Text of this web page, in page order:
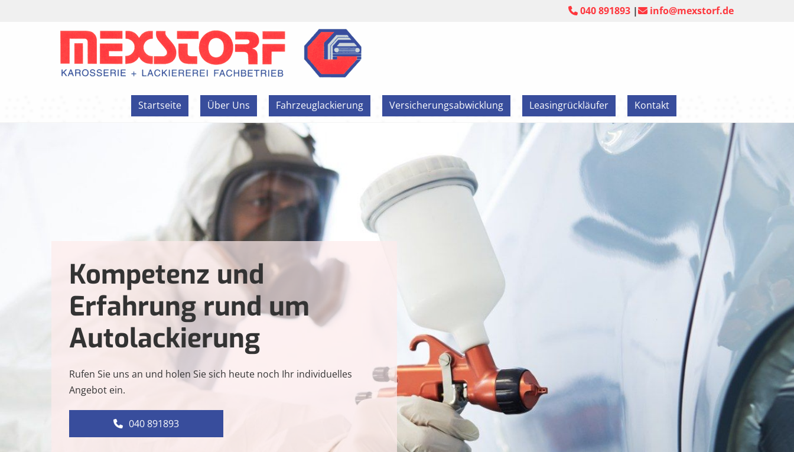
 040 891893 | info@mexstorf.de
Startseite Über Uns Fahrzeuglackierung Versicherungsabwicklung Leasingrückläufer Kontakt
Kompetenz und
Erfahrung rund um
Autolackierung
Rufen Sie uns an und holen Sie sich heute noch Ihr individuelles
Angebot ein.
040 891893